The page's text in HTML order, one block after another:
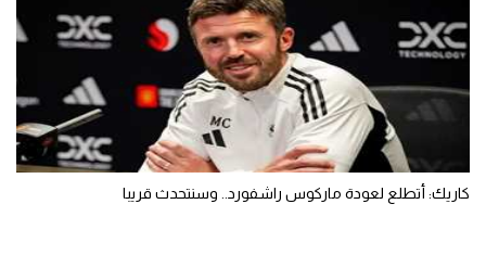
كاريك: أتطلع لعودة ماركوس راشفورد.. وسنتحدث قريبا